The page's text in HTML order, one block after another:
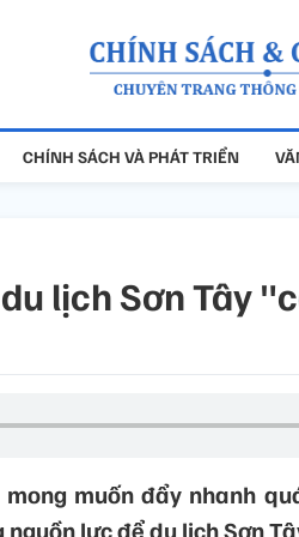
CHÍNH SÁCH VÀ PHÁT TRIỂN
lịch Sơn Tây
muốn đẩy nhanh
lực để du lịch Sơn